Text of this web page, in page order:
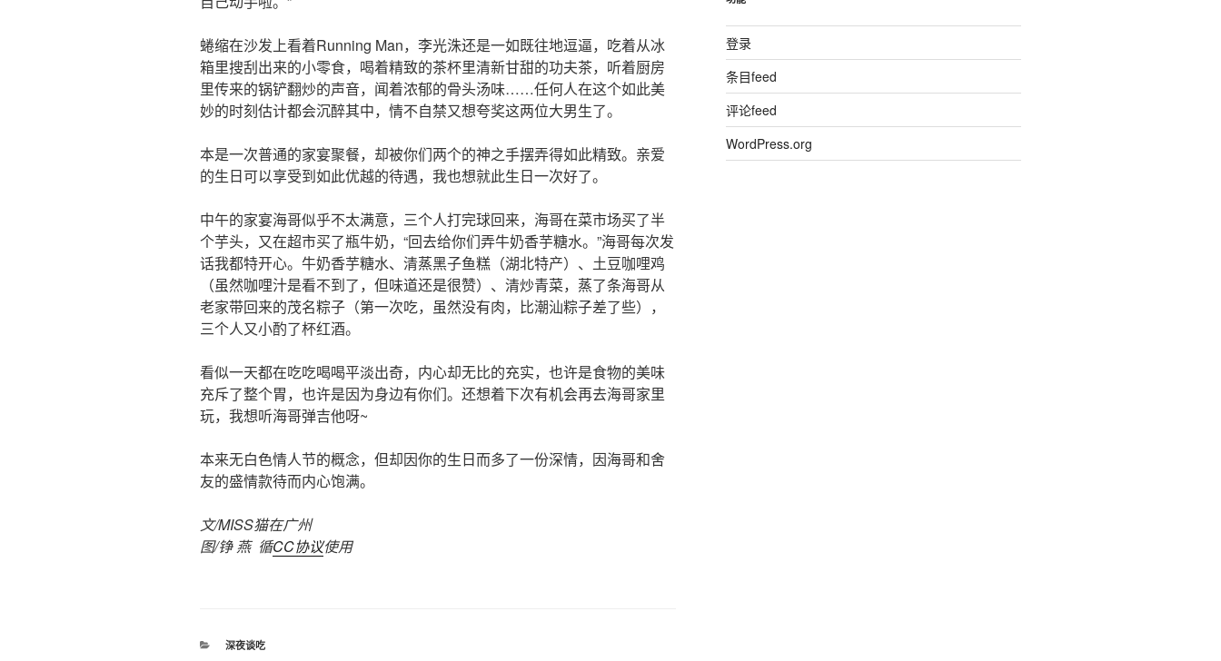
蜷缩在沙发上看着Running Man，李光洙还是一如既往地逗逼，吃着从冰
箱里搜刮出来的小零食，喝着精致的茶杯里清新甘甜的功夫茶，听着厨房
里传来的锅铲翻炒的声音，闻着浓郁的骨头汤味……任何人在这个如此美
妙的时刻估计都会沉醉其中，情不自禁又想夸奖这两位大男生了。
本是一次普通的家宴聚餐，却被你们两个的神之手摆弄得如此精致。亲爱
的生日可以享受到如此优越的待遇，我也想就此生日一次好了。
中午的家宴海哥似乎不太满意，三个人打完球回来，海哥在菜市场买了半
个芋头，又在超市买了瓶牛奶，“回去给你们弄牛奶香芋糖水。”海哥每次发
话我都特开心。牛奶香芋糖水、清蒸黑子鱼糕（湖北特产）、土豆咖哩鸡
（虽然咖哩汁是看不到了，但味道还是很赞）、清炒青菜，蒸了条海哥从
老家带回来的茂名粽子（第一次吃，虽然没有肉，比潮汕粽子差了些），
三个人又小酌了杯红酒。
看似一天都在吃吃喝喝平淡出奇，内心却无比的充实，也许是食物的美味
充斥了整个胃，也许是因为身边有你们。还想着下次有机会再去海哥家里
玩，我想听海哥弹吉他呀~
本来无白色情人节的概念，但却因你的生日而多了一份深情，因海哥和舍
友的盛情款待而内心饱满。
文/MISS猫在广州
图/铮 燕 循CC协议使用
分
深夜谈吃
登录
条目feed
评论feed
WordPress.org